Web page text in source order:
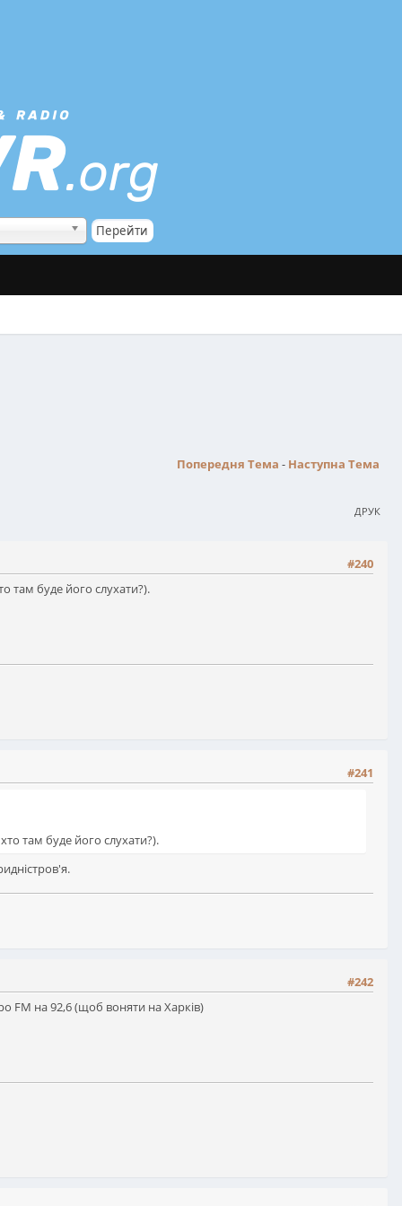
Попередня Тема - Наступна Тема
ДРУК
#240
там буде його слухати?).
#241
там буде його слухати?).
#242
FM на 92,6 (щоб воняти на Харків)